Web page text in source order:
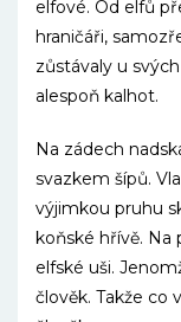
elfové. Od elfů
hraničáři,
zůstávaly u
alespoň kalhot.
Na zádech
svazkem šípů.
výjimkou pruhu
koňské hřívě. Na
elfské uši.
člověk. Takže co